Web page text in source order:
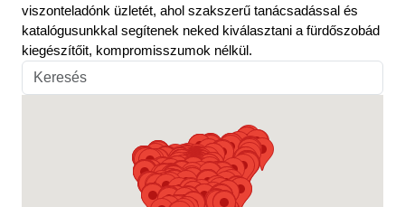
viszonteladónk üzletét, ahol szakszerű tanácsadással és
katalógusunkkal segítenek neked kiválasztani a fürdőszobád
kiegészítőit, kompromisszumok nélkül.